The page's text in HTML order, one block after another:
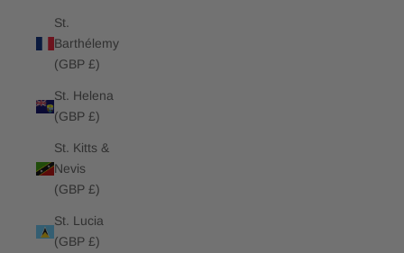
St.
Barthélemy
(GBP £)
St. Helena
(GBP £)
St. Kitts &
Nevis
(GBP £)
St. Lucia
(GBP £)